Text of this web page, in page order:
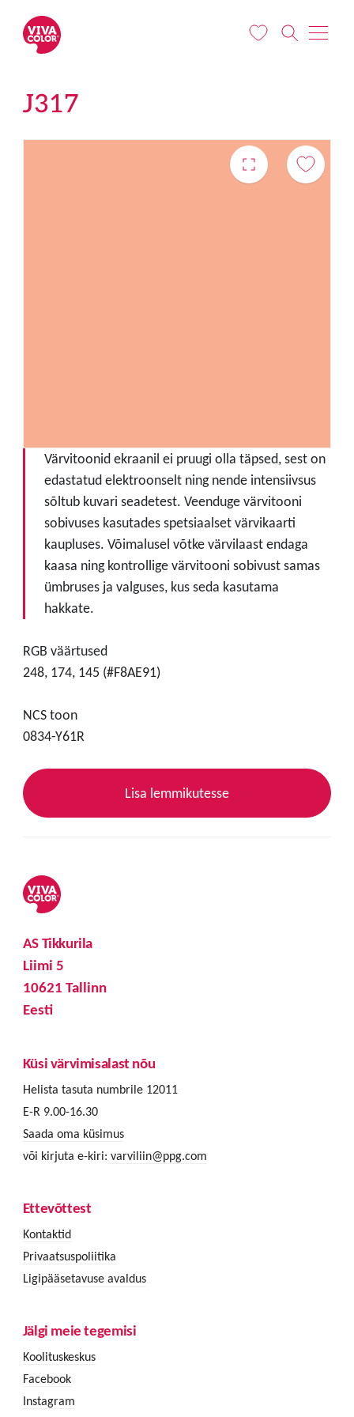
J317
Värvitoonid ekraanil ei pruugi olla täpsed, sest on
edastatud elektroonselt ning nende intensiivsus
sõltub kuvari seadetest. Veenduge värvitooni
sobivuses kasutades spetsiaalset värvikaarti
kaupluses. Võimalusel võtke värvilaast endaga
kaasa ning kontrollige värvitooni sobivust samas
ümbruses ja valguses, kus seda kasutama
hakkate.
RGB väärtused
248, 174, 145 (#F8AE91)
NCS toon
0834-Y61R
Lisa lemmikutesse
AS Tikkurila
Liimi 5
10621 Tallinn
Eesti
Küsi värvimisalast nõu
Helista tasuta numbrile 12011
E-R 9.00-16.30
Saada oma küsimus
või kirjuta e-kiri: varviliin@ppg.com
Ettevõttest
Kontaktid
Privaatsuspoliitika
Ligipääsetavuse avaldus
Jälgi meie tegemisi
Koolituskeskus
Facebook
Instagram